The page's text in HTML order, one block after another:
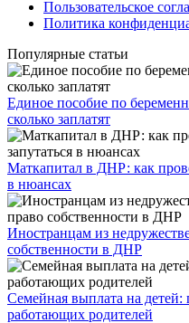
Пользовательское
Политика
Популярные статьи
Единое пособие по
сколько заплатят
​Маткапитал в ДНР: как
в нюансах
Иностранцам из
собственности в ДНР
Семейная выплата на детей:
работающих родителей